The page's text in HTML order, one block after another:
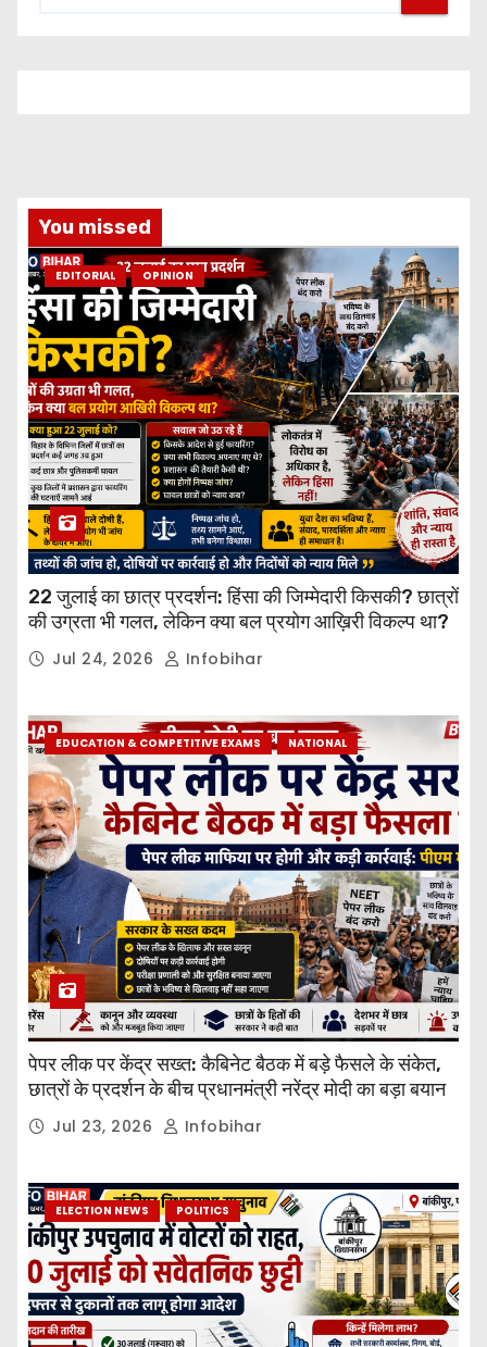
You missed
EDITORIAL OPINION
22 जुलाई का छात्र प्रदर्शन: हिंसा की जिम्मेदारी किसकी? छात्रों
की उग्रता भी गलत, लेकिन क्या बल प्रयोग आख़िरी विकल्प था?
Jul 24, 2026 Infobihar
EDUCATION & COMPETITIVE EXAMS NATIONAL
पेपर लीक पर केंद्र सख्त: कैबिनेट बैठक में बड़े फैसले के संकेत,
छात्रों के प्रदर्शन के बीच प्रधानमंत्री नरेंद्र मोदी का बड़ा बयान
Jul 23, 2026 Infobihar
ELECTION NEWS POLITICS